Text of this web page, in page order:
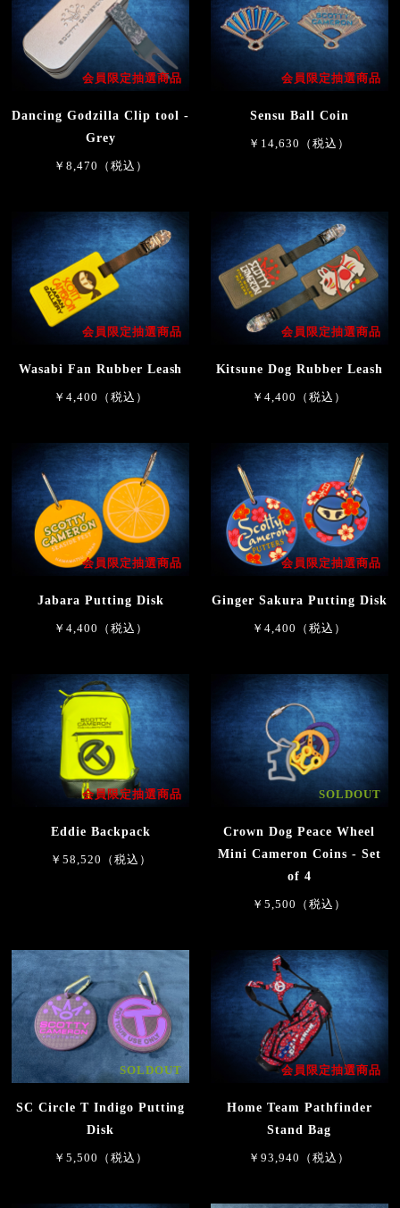
会員限定抽選商品
Dancing Godzilla Clip tool -
Grey
￥8,470（税込）
会員限定抽選商品
Sensu Ball Coin
￥14,630（税込）
会員限定抽選商品
Wasabi Fan Rubber Leash
￥4,400（税込）
会員限定抽選商品
Kitsune Dog Rubber Leash
￥4,400（税込）
会員限定抽選商品
Jabara Putting Disk
￥4,400（税込）
会員限定抽選商品
Ginger Sakura Putting Disk
￥4,400（税込）
会員限定抽選商品
Eddie Backpack
￥58,520（税込）
SOLDOUT
Crown Dog Peace Wheel
Mini Cameron Coins - Set
of 4
￥5,500（税込）
SOLDOUT
SC Circle T Indigo Putting
Disk
￥5,500（税込）
会員限定抽選商品
Home Team Pathfinder
Stand Bag
￥93,940（税込）